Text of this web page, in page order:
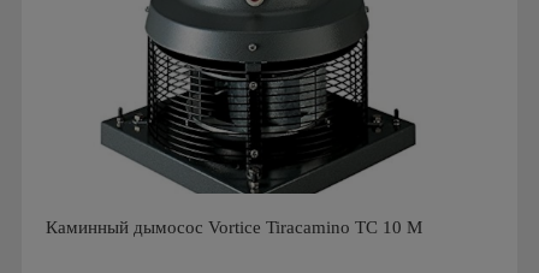
Каминный дымосос Vortice Tiracamino TC 10 M